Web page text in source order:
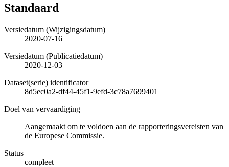
Standaard
Versiedatum (Wijzigingsdatum)
2020-07-16
Versiedatum (Publicatiedatum)
2020-12-03
Dataset(serie) identificator
8d5ec0a2-df44-45f1-9efd-3c78a7699401
Doel van vervaardiging
Aangemaakt om te voldoen aan de rapporteringsvereisten van
de Europese Commissie.
Status
compleet